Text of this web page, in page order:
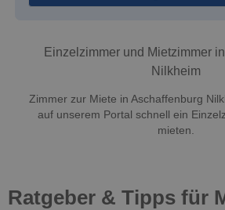
Einzelzimmer und Mietzimmer
Nilkheim
Zimmer zur Miete in Aschaffenburg
auf unserem Portal schnell ein
mieten.
Ratgeber & Tipps für